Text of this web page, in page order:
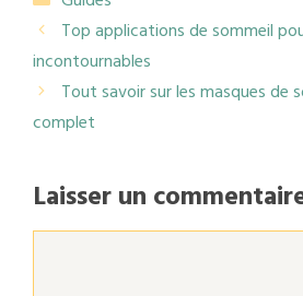
Top applications de sommeil
incontournables
Tout savoir sur les masques de
complet
Laisser un